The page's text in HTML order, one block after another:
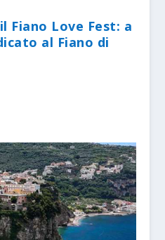
Love Fest: a
al Fiano di